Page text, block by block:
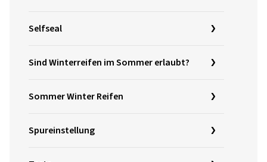
Selfseal
Sind Winterreifen im Sommer erlaubt?
Sommer Winter Reifen
Spureinstellung